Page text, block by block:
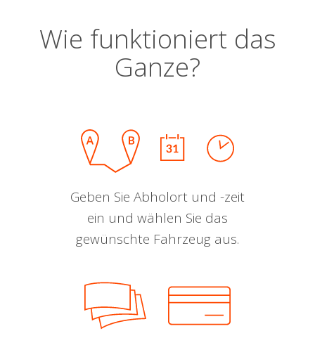
Wie funktioniert das
Ganze?
Geben Sie Abholort und -zeit
ein und wählen Sie das
gewünschte Fahrzeug aus.